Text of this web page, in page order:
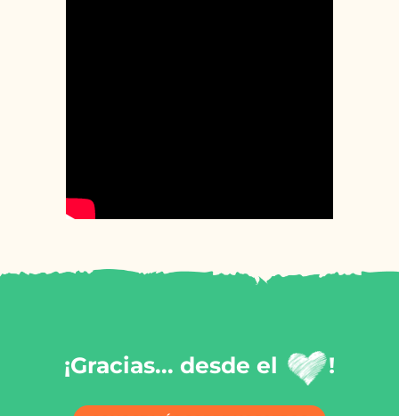
¡Gracias... desde el !